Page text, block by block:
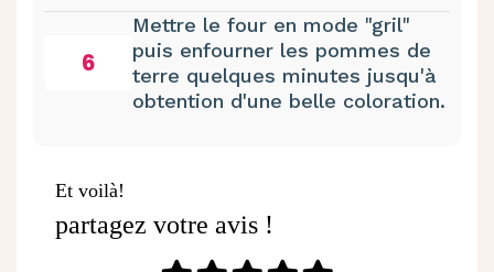
6
Mettre le four en mode "gril"
puis enfourner les pommes de
terre quelques minutes jusqu'à
obtention d'une belle coloration.
Et voilà!
partagez votre avis !